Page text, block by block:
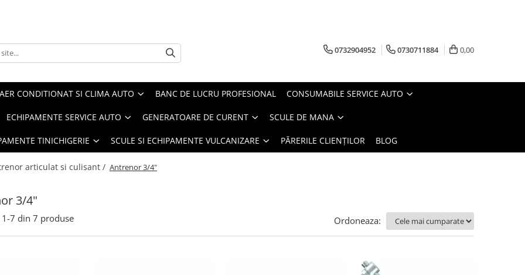
0732904952 0730711884 0,00
AER CONDITIONAT SI CLIMA AUTO BANC DE LUCRU PROFESIONAL CONSUMABILE SERVICE AUTO
ECHIPAMENTE SERVICE AUTO GENERATOARE DE CURENT SCULE DE MANA
TINICHIGERIE SCULE SI ECHIPAMENTE VULCANIZARE PĂRERILE CLIENȚILOR BLOG
articulat si culisant / Antrenor 3/4"
3/4"
1-7 din 7 produse Ordoneaza: